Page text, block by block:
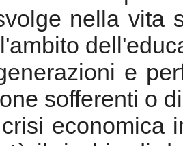
nella vita
e
sofferenti o
economica